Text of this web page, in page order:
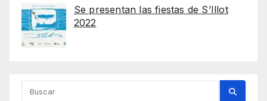
Se presentan las fiestas de S’Illot
2022